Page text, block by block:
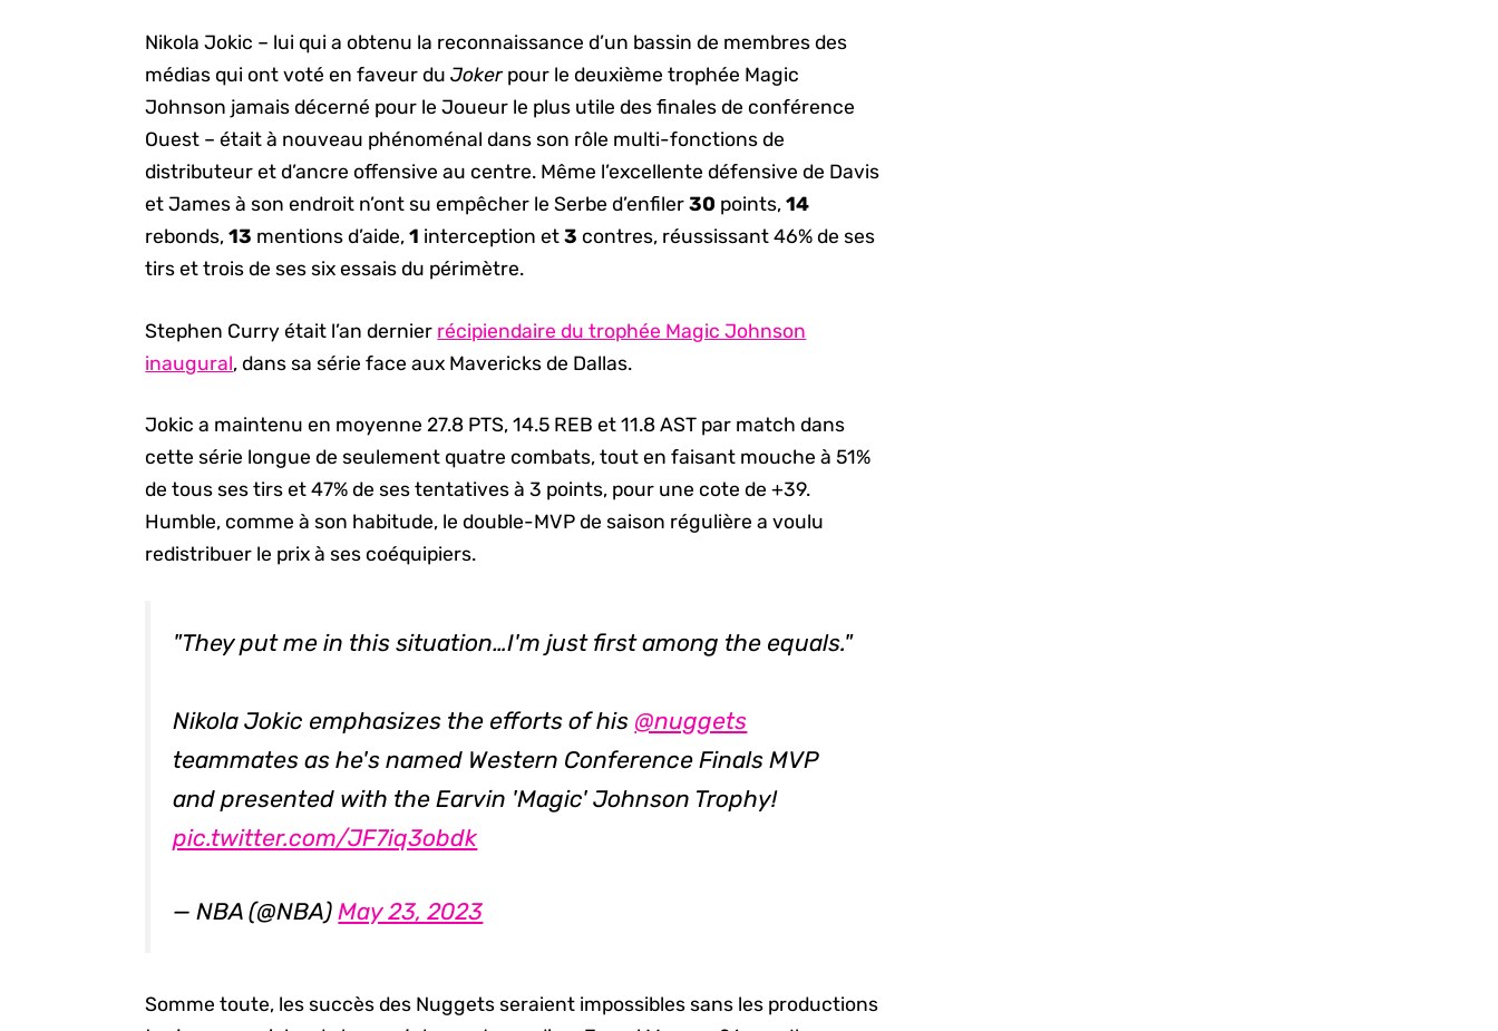
Nikola Jokic – lui qui a obtenu la reconnaissance d’un bassin de membres des
médias qui ont voté en faveur duJokerpour le deuxième trophée Magic
Johnson jamais décerné pour le Joueur le plus utile des finales de conférence
Ouest – était à nouveau phénoménal dans son rôle multi-fonctions de
distributeur et d’ancre offensive au centre. Même l’excellente défensive de Davis
et James à son endroit n’ont su empêcher le Serbe d’enfiler30 points,14
rebonds,13 mentions d’aide,1 interception et3 contres, réussissant 46% de ses
tirs et trois de ses six essais du périmètre.
Stephen Curry était l’an dernier récipiendaire du trophée Magic Johnson
inaugural, dans sa série face aux Mavericks de Dallas.
Jokic a maintenu en moyenne 27.8 PTS, 14.5 REB et 11.8 AST par match dans
cette série longue de seulement quatre combats, tout en faisant mouche à 51%
de tous ses tirs et 47% de ses tentatives à 3 points, pour une cote de +39.
Humble, comme à son habitude, le double-MVP de saison régulière a voulu
redistribuer le prix à ses coéquipiers.
"They put me in this situation…I'm just first among the equals."
Nikola Jokic emphasizes the efforts of his @nuggets
teammates as he's named Western Conference Finals MVP
and presented with the Earvin 'Magic' Johnson Trophy!
pic.twitter.com/JF7iq3obdk
— NBA (@NBA)May 23, 2023
Somme toute, les succès des Nuggets seraient impossibles sans les productions